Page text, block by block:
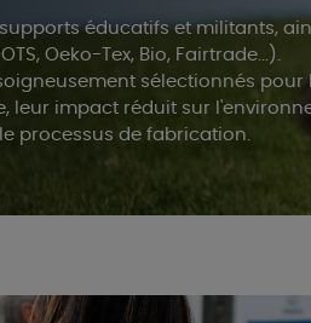
éducatifs et militants,
Oeko-Tex, Bio, Fairtrade...).
sélectionnés pour
leur impact réduit sur
processus de fabrication.